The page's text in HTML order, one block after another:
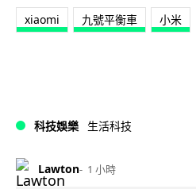
xiaomi 九號平衡車 小米
科技娛樂 生活科技
Lawton 1 小時